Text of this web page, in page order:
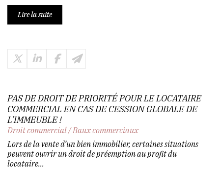
Lire la suite
PAS DE DROIT DE PRIORITÉ POUR LE LOCATAIRE
COMMERCIAL EN CAS DE CESSION GLOBALE DE
L’IMMEUBLE !
Droit commercial/Baux commerciaux
Lors de la vente d’un bien immobilier, certaines situations
peuvent ouvrir un droit de préemption au profit du
locataire...